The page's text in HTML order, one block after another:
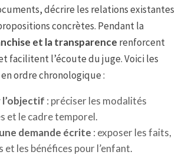
décrire les relations existantes
concrètes. Pendant la
et la transparence renforcent
facilitent l’écoute du juge. Voici les
ordre chronologique :
: préciser les modalités
et le cadre temporel.
demande écrite : exposer les faits,
et les bénéfices pour l’enfant.